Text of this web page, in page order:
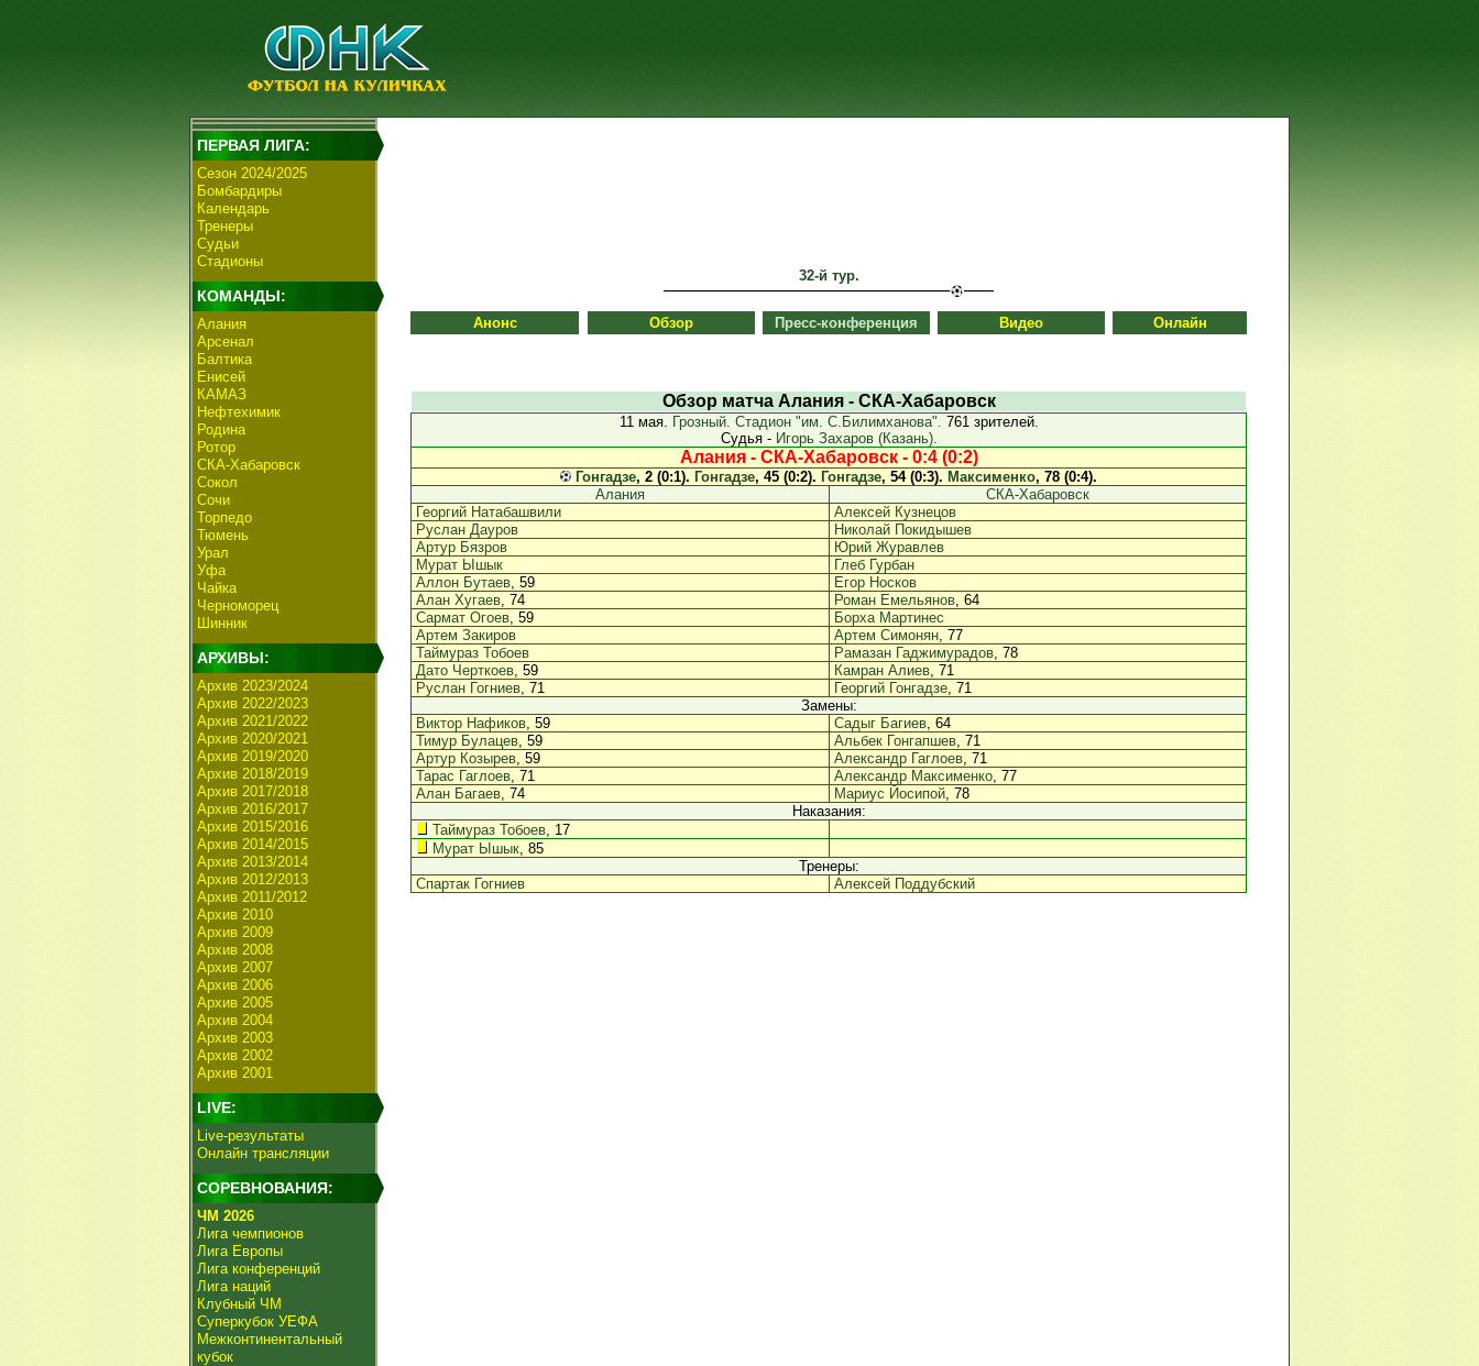
ПЕРВАЯ ЛИГА:
Сезон 2024/2025
Бомбардиры
Календарь
Тренеры
Судьи
Стадионы
КОМАНДЫ:
Алания
Арсенал
Балтика
Енисей
КАМАЗ
Нефтехимик
Родина
Ротор
СКА-Хабаровск
Сокол
Сочи
Торпедо
Тюмень
Урал
Уфа
Чайка
Черноморец
Шинник
АРХИВЫ:
Архив 2023/2024
Архив 2022/2023
Архив 2021/2022
Архив 2020/2021
Архив 2019/2020
Архив 2018/2019
Архив 2017/2018
Архив 2016/2017
Архив 2015/2016
Архив 2014/2015
Архив 2013/2014
Архив 2012/2013
Архив 2011/2012
Архив 2010
Архив 2009
Архив 2008
Архив 2007
Архив 2006
Архив 2005
Архив 2004
Архив 2003
Архив 2002
Архив 2001
LIVE:
Live-результаты
Онлайн трансляции
СОРЕВНОВАНИЯ:
ЧМ 2026
Лига чемпионов
Лига Европы
Лига конференций
Лига наций
Клубный ЧМ
Суперкубок УЕФА
Межконтинентальный
кубок
32-й тур.
Анонс Обзор Пресс-конференция Видео Онлайн
Обзор матча Алания - СКА-Хабаровск
11 мая. Грозный. Стадион "им. С.Билимханова". 761 зрителей.
Судья - Игорь Захаров (Казань).
Алания - СКА-Хабаровск - 0:4 (0:2)
Гонгадзе, 2 (0:1). Гонгадзе, 45 (0:2). Гонгадзе, 54 (0:3). Максименко, 78 (0:4).
Алания
СКА-Хабаровск
Георгий Натабашвили
Алексей Кузнецов
Руслан Дауров
Николай Покидышев
Артур Бязров
Юрий Журавлев
Мурат Ышык
Глеб Гурбан
Аллон Бутаев, 59
Егор Носков
Алан Хугаев, 74 Роман Емельянов, 64
Сармат Огоев, 59
Борха Мартинес
Артем Закиров
Артем Симонян, 77
Таймураз Тобоев
Рамазан Гаджимурадов, 78
Дато Черткоев, 59 Камран Алиев, 71
Руслан Гогниев, 71 Георгий Гонгадзе, 71
Замены:
Виктор Нафиков, 59 Садыг Багиев, 64
Тимур Булацев, 59 Альбек Гонгапшев, 71
Артур Козырев, 59 Александр Гаглоев, 71
Тарас Гаглоев, 71 Александр Максименко, 77
Алан Багаев, 74 Мариус Йосипой, 78
Наказания:
Таймураз Тобоев, 17
Мурат Ышык, 85
Тренеры:
Спартак Гогниев
Алексей Поддубский